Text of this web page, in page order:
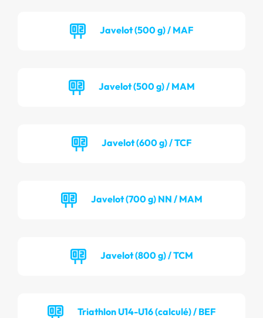
Javelot (500 g) / MAF
Javelot (500 g) / MAM
Javelot (600 g) / TCF
Javelot (700 g) NN / MAM
Javelot (800 g) / TCM
Triathlon U14-U16 (calculé) / BEF